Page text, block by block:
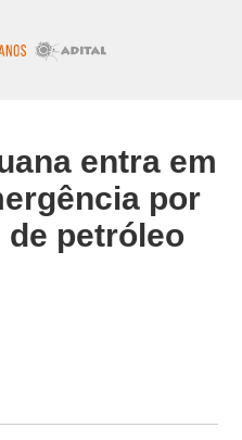
entra em
por
de petróleo